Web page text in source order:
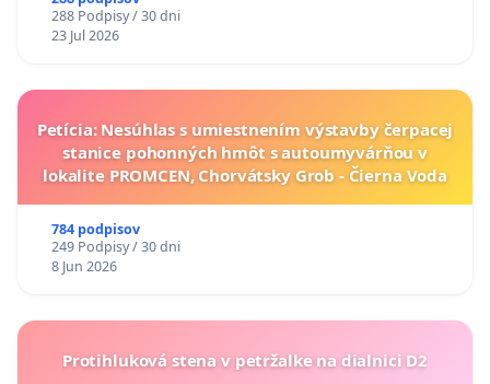
288 Podpisy / 30 dni
23 Jul 2026
Petícia: Nesúhlas s umiestnením výstavby čerpacej
stanice pohonných hmôt s autoumyvárňou v
lokalite PROMCEN, Chorvátsky Grob - Čierna Voda
784 podpisov
249 Podpisy / 30 dni
8 Jun 2026
Protihluková stena v petržalke na dialnici D2